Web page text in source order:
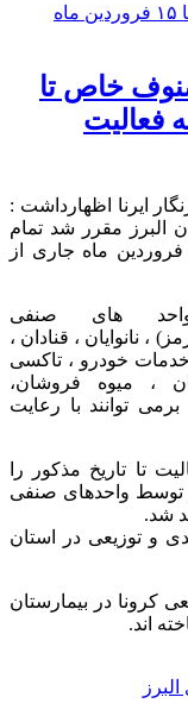
خاص تا
فعالیت
ایرنا اظهارداشت :
البرز مقرر شد تمام
واحدهای صنفی به جز صنوف خاص تا ۱۵ فروردین ماه جاری از
های صنفی
نانوایان ، قنادان ،
خودرو ، تاکسی
، میوه فروشان،
توانند با رعایت
تا تاریخ مذکور را
توسط واحدهای صنفی
شد.
و توزیعی در استان
و قطعی کرونا در بیمارستان